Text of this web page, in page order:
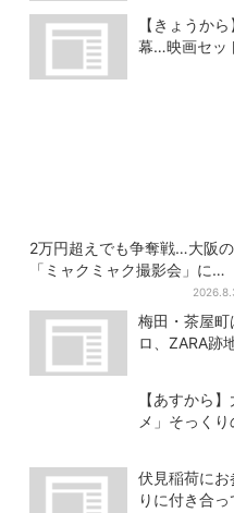
【きょうか
幕…映画セッ
2万円超えでも争奪戦…大阪の
「ミャクミャク撮影会」に全
国からファン集結、参加者に
聞いた「それでも会いたい理
由」
梅田・茶屋
ロ、ZARA跡
【あすから
メ」そっく
伏見稲荷に
りに付き合